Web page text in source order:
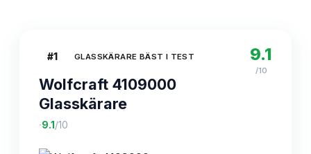
#1 GLASSKÄRARE BÄST I TEST
Wolfcraft 4109000
Glasskärare
·9.1 /10
9.1
/10